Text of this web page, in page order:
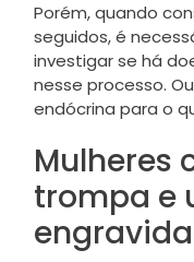
Porém, quando
seguidos, é
investigar se há
nesse processo.
endócrina para o
Mulheres
trompa e